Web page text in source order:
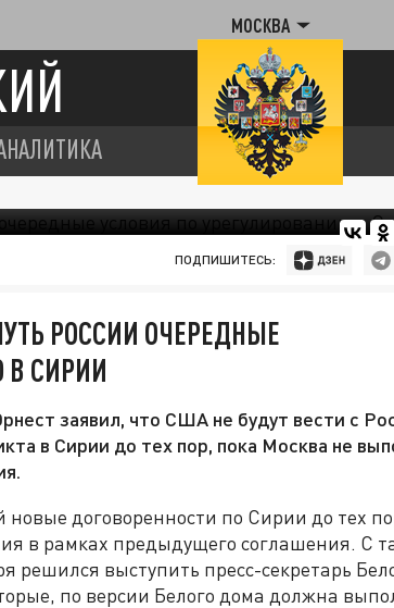
МОСКВА
ПОДПИШИТЕСЬ:
РОССИИ ОЧЕРЕДНЫЕ
В СИРИИ
заявил, что США не будут вести с
в Сирии до тех пор, пока Москва не
договоренности по Сирии до тех
в рамках предыдущего соглашения. С
решился выступить пресс-секретарь
по версии Белого дома должна